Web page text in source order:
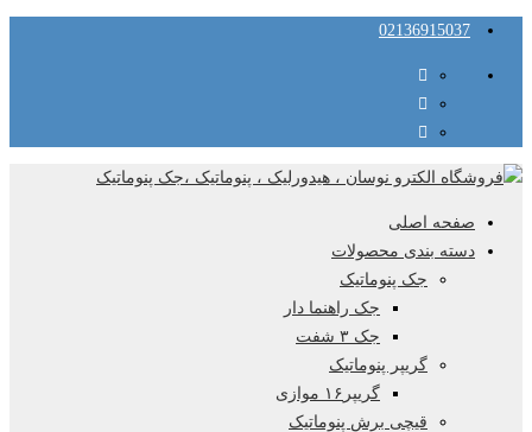
02136915037
صفحه اصلی
دسته بندی محصولات
جک پنوماتیک
جک راهنما دار
جک ۳ شفت
گریپر پنوماتیک
گریپر۱۶ موازی
قیچی برش پنوماتیک